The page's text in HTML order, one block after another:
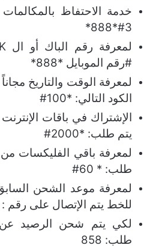
3#*888*
#رقم الموبايل *888*
لمعرفة الوقت والتاريخ
الكود التالي: *100#
الإشتراك في باقات
يتم طلب: *2000#
لمعرفة باقي الفليكسات من
طلب: * 60#
لمعرفة موعد الشحن
للخط يتم الإتصال على رقم :
لكي يتم شحن الرصيد
طلب: 858